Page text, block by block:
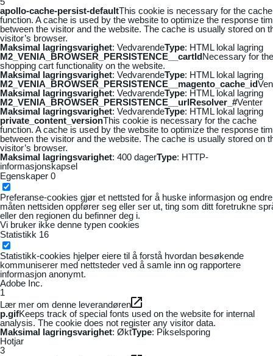
apollo-cache-persist-defaultThis cookie is necessary for the cache
function. A cache is used by the website to optimize the response
between the visitor and the website. The cache is usually stored on
visitor’s browser.
Maksimal lagringsvarighet: VedvarendeType: HTML lokal lagring
M2_VENIA_BROWSER_PERSISTENCE__cartIdNecessary for the
shopping cart functionality on the website.
Maksimal lagringsvarighet: VedvarendeType: HTML lokal lagring
M2_VENIA_BROWSER_PERSISTENCE__magento_cache_id
Maksimal lagringsvarighet: VedvarendeType: HTML lokal lagring
M2_VENIA_BROWSER_PERSISTENCE__urlResolver_#Venter
Maksimal lagringsvarighet: VedvarendeType: HTML lokal lagring
private_content_versionThis cookie is necessary for the cache
function. A cache is used by the website to optimize the response
between the visitor and the website. The cache is usually stored on
visitor’s browser.
Maksimal lagringsvarighet: 400 dagerType: HTTP-
informasjonskapsel
Egenskaper 0
Preferanse-cookies gjør et nettsted for å huske informasjon og
måten nettsiden oppfører seg eller ser ut, ting som ditt foretrukne
eller den regionen du befinner deg i.
Vi bruker ikke denne typen cookies
Statistikk 16
Statistikk-cookies hjelper eiere til å forstå hvordan besøkende
kommuniserer med nettsteder ved å samle inn og rapportere
informasjon anonymt.
Adobe Inc.
1
Lær mer om denne leverandøren
p.gifKeeps track of special fonts used on the website for internal
analysis. The cookie does not register any visitor data.
Maksimal lagringsvarighet: ØktType: Pikselsporing
Hotjar
3